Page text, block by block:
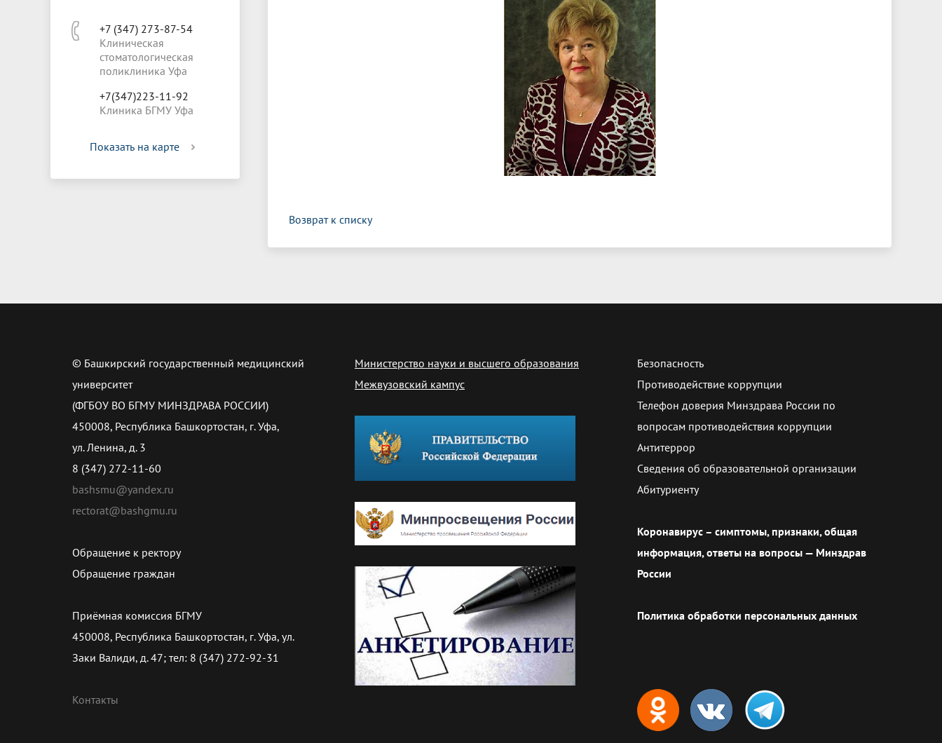
+7 (347) 273-87-54
Клиническая
стоматологическая
поликлиника Уфа
+7(347)223-11-92
Клиника БГМУ Уфа
Показать на карте
Возврат к списку
© Башкирский государственный медицинский
университет
(ФГБОУ ВО БГМУ МИНЗДРАВА РОССИИ)
450008, Республика Башкортостан, г. Уфа,
ул. Ленина, д. 3
8 (347) 272-11-60
bashsmu@yandex.ru
rectorat@bashgmu.ru
Обращение к ректору
Обращение граждан
Приёмная комиссия БГМУ
450008, Республика Башкортостан, г. Уфа, ул.
Заки Валиди, д. 47; тел: 8 (347) 272-92-31
Контакты
Министерство науки и высшего образования
Межвузовский кампус
Безопасность
Противодействие коррупции
Телефон доверия Минздрава России по
вопросам противодействия коррупции
Антитеррор
Сведения об образовательной организации
Абитуриенту
Коронавирус – симптомы, признаки, общая
информация, ответы на вопросы — Минздрав
России
Политика обработки персональных данных